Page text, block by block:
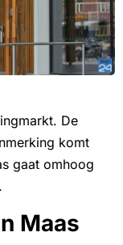
De
komt
gaat omhoog
Maas